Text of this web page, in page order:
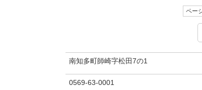
ペー
南知多町師崎字松田7の1
0569-63-0001